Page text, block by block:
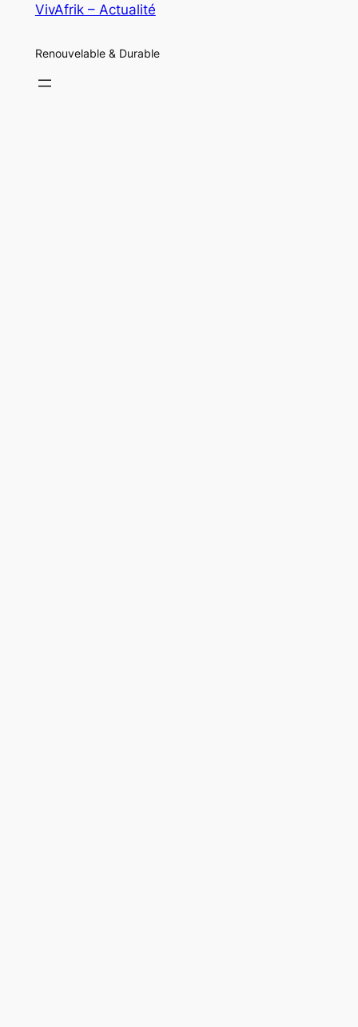
VivAfrik – Actualité
Renouvelable & Durable